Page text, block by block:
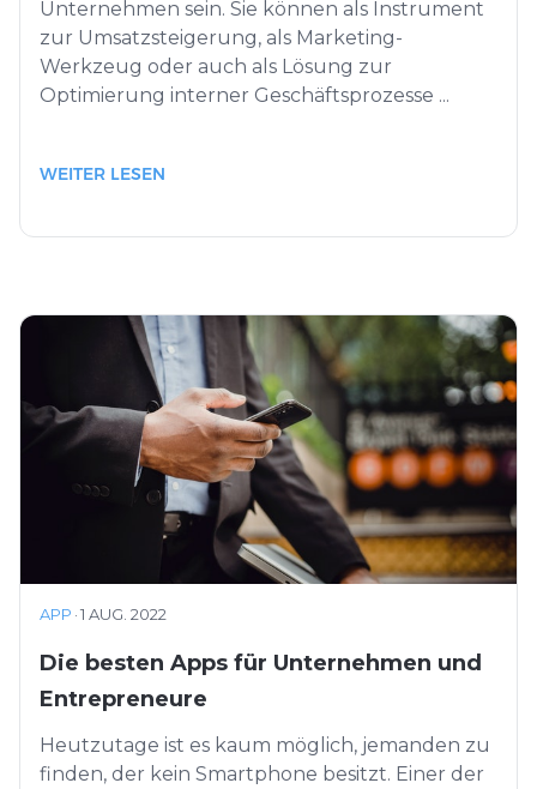
Unternehmen sein. Sie können als Instrument
zur Umsatzsteigerung, als Marketing-
Werkzeug oder auch als Lösung zur
Optimierung interner Geschäftsprozesse ...
WEITER LESEN
APP ·1 AUG. 2022
Die besten Apps für Unternehmen und
Entrepreneure
Heutzutage ist es kaum möglich, jemanden zu
finden, der kein Smartphone besitzt. Einer der